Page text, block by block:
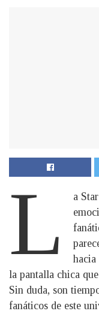
L
a
hacia
la pantalla chica
Sin duda, son
fanáticos de este